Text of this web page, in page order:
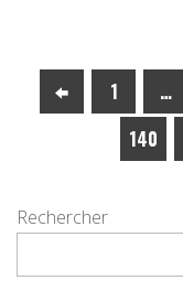
1 …
140
Rechercher